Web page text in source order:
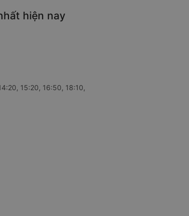
hiện nay
15:20, 16:50, 18:10,